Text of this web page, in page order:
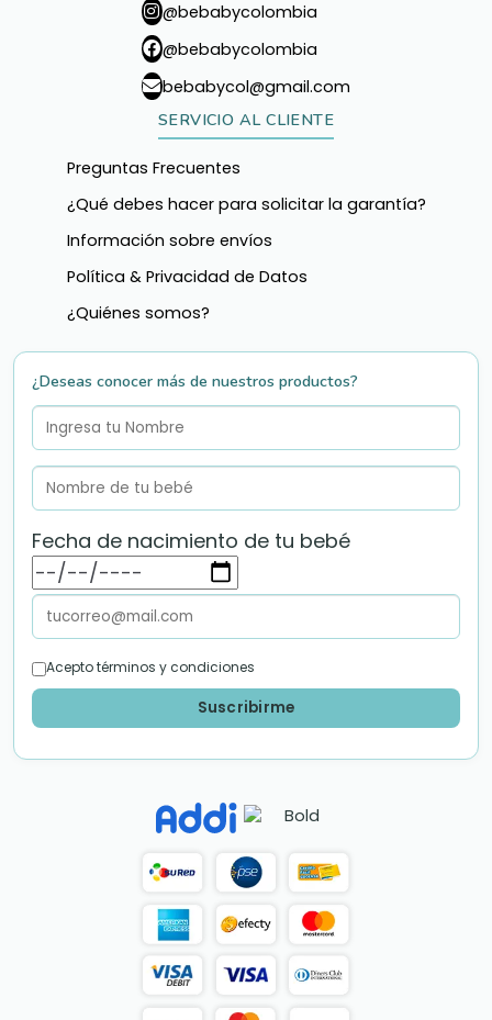
@bebabycolombia
@bebabycolombia
bebabycol@gmail.com
SERVICIO AL CLIENTE
Preguntas Frecuentes
¿Qué debes hacer para solicitar la garantía?
Información sobre envíos
Política & Privacidad de Datos
¿Quiénes somos?
¿Deseas conocer más de nuestros productos?
Fecha de nacimiento de tu bebé
Acepto términos y condiciones